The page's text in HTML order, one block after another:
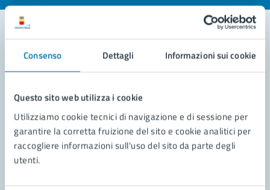
Consenso Dettagli Informazioni sui cookie
Questo sito web utilizza i cookie
Utilizziamo cookie tecnici di navigazione e di sessione per
garantire la corretta fruizione del sito e cookie analitici per
raccogliere informazioni sull'uso del sito da parte degli
utenti.
Contatta il comune
Richiedi assistenza
Prenota appuntamento
Problemi in città